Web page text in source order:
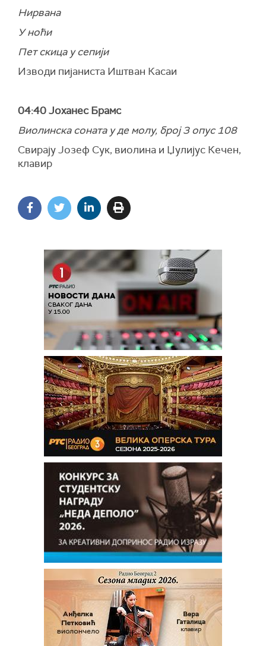
Нирвана
У ноћи
Пет скица у сепији
Изводи пијаниста Иштван Касаи
04:40 Јоханес Брамс
Виолинска соната у де молу, број 3 опус 108
Свирају Јозеф Сук, виолина и Џулијус Кечен,
клавир